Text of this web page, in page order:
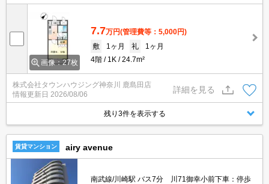
画像：27枚
7.7万円(管理費等：5,000円)
敷
1ヶ月 礼
1ヶ月
4階
1K 24.7m²
株式会社タウンハウジング神奈川 鹿島田店
情報更新日 2026/08/06
詳細を見る
残り3件を表示する
賃貸マンション airy avenue
南武線/川崎駅 バス7分 川71御幸小前下車：停歩